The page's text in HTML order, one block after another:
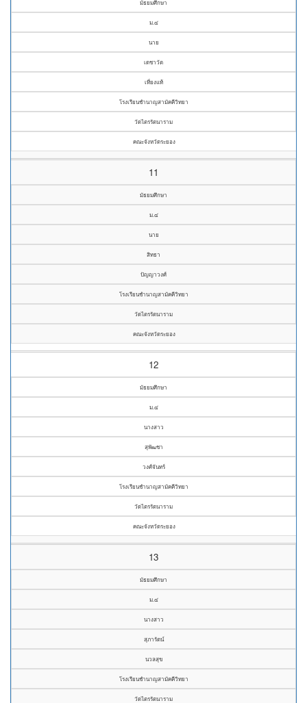
มัธยมศึกษา
ม.๔
นาย
เดชาวัต
เที่ยงแท้
โรงเรียนชำนาญสามัคคีวิทยา
วัดไตรรัตนาราม
คณะจังหวัดระยอง
11
มัธยมศึกษา
ม.๔
นาย
สิทธา
ปัญญาวงศ์
โรงเรียนชำนาญสามัคคีวิทยา
วัดไตรรัตนาราม
คณะจังหวัดระยอง
12
มัธยมศึกษา
ม.๔
นางสาว
สุพัฒชา
วงศ์จันทร์
โรงเรียนชำนาญสามัคคีวิทยา
วัดไตรรัตนาราม
คณะจังหวัดระยอง
13
มัธยมศึกษา
ม.๔
นางสาว
สุภารัตน์
นวลสุข
โรงเรียนชำนาญสามัคคีวิทยา
วัดไตรรัตนาราม